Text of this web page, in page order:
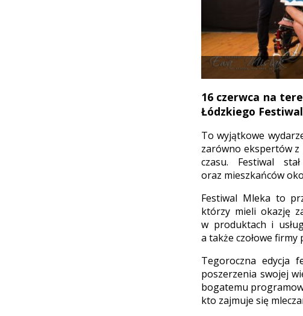
16 czerwca na
Łódzkiego
To wyjątkowe
zarówno ekspertów z
czasu. Festiwal
oraz mieszkańców
Festiwal Mleka to
którzy mieli okazję
w produktach i
a także czołowe
Tegoroczna edycja
poszerzenia swojej
bogatemu
kto zajmuje się